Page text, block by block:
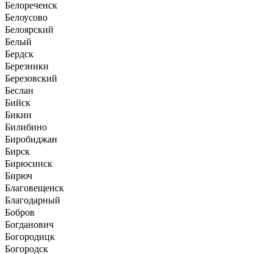
Белореченск
Белоусово
Белоярский
Белый
Бердск
Березники
Березовский
Беслан
Бийск
Бикин
Билибино
Биробиджан
Бирск
Бирюсинск
Бирюч
Благовещенск
Благодарный
Бобров
Богданович
Богородицк
Богородск